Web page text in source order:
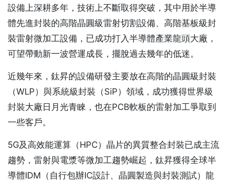
設備上深耕多年，技術上不斷取得突破，其中用於半導
體先進封裝的高階晶圓級雷射切割設備、高階基板級封
裝雷射微加工設備，已成功打入半導體產業龍頭大廠，
可望帶動新一波營運成長，擺脫過去幾年的低迷。
近幾年來，鈦昇的設備研發主要放在高階的晶圓級封裝
（WLP）與系統級封裝（SiP）領域，成功獲得世界級
封裝大廠日月光青睞，也在PCB軟板的雷射加工爭取到
一些客戶。
5G及高效能運算（HPC）晶片的異質整合封裝已成主流
趨勢，雷射與電漿等微加工趨勢崛起，鈦昇獲得全球半
導體IDM（自行包辦IC設計、晶圓製造與封裝測試）龍